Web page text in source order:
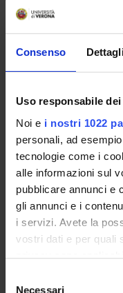
Consenso
Uso responsabile
Noi e i nostri 1022
personali, ad
tecnologie come i
alle informazioni sul
pubblicare annunci e
gli annunci e i
i servizi. Avete la
vostri dati e per quali
privacy sono
modificare o
Necessari
No recent seminar
COURSES
PHD
TRAINING
People
Places
Calendar